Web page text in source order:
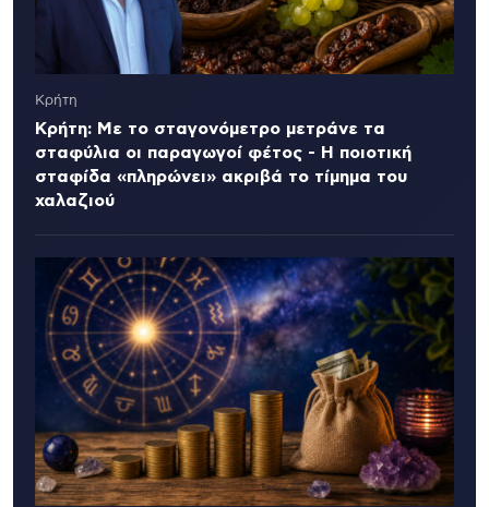
Κρήτη
Κρήτη: Με το σταγονόμετρο μετράνε τα
σταφύλια οι παραγωγοί φέτος - Η ποιοτική
σταφίδα «πληρώνει» ακριβά το τίμημα του
χαλαζιού